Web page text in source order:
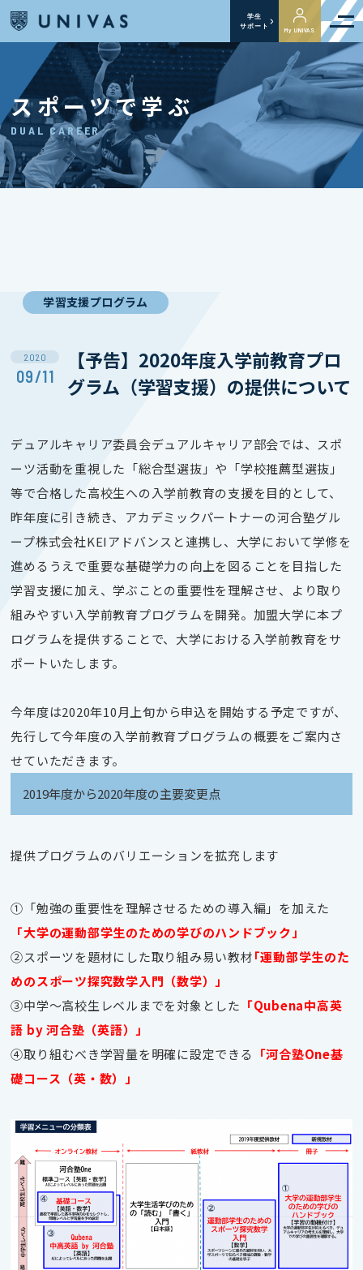
学生
サポート
My UNIVAS
スポーツで学ぶ
DUAL CAREER
学習支援プログラム
2020
09/11
【予告】2020年度入学前教育プロ
グラム（学習支援）の提供について
デュアルキャリア委員会デュアルキャリア部会では、スポ
ーツ活動を重視した「総合型選抜」や「学校推薦型選抜」
等で合格した高校生への入学前教育の支援を目的として、
昨年度に引き続き、アカデミックパートナーの河合塾グル
ープ株式会社KEIアドバンスと連携し、大学において学修を
進めるうえで重要な基礎学力の向上を図ることを目指した
学習支援に加え、学ぶことの重要性を理解させ、より取り
組みやすい入学前教育プログラムを開発。加盟大学に本プ
ログラムを提供することで、大学における入学前教育をサ
ポートいたします。
今年度は2020年10月上旬から申込を開始する予定ですが、
先行して今年度の入学前教育プログラムの概要をご案内さ
せていただきます。
2019年度から2020年度の主要変更点
提供プログラムのバリエーションを拡充します
①「勉強の重要性を理解させるための導入編」を加えた
「大学の運動部学生のための学びのハンドブック」
②スポーツを題材にした取り組み易い教材｢運動部学生のた
めのスポーツ探究数学入門（数学）」
③中学～高校生レベルまでを対象とした 「Qubena中高英
語 by 河合塾（英語）」
④取り組むべき学習量を明確に設定できる
「河合塾One基
礎コース（英・数）」